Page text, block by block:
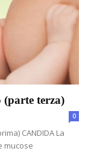
(parte terza)
0
CANDIDA La
mucose